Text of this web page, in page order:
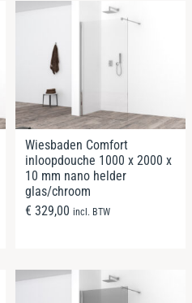
Wiesbaden Comfort
inloopdouche 1000 x 2000 x
10 mm nano helder
glas/chroom
€ 329,00 incl. BTW